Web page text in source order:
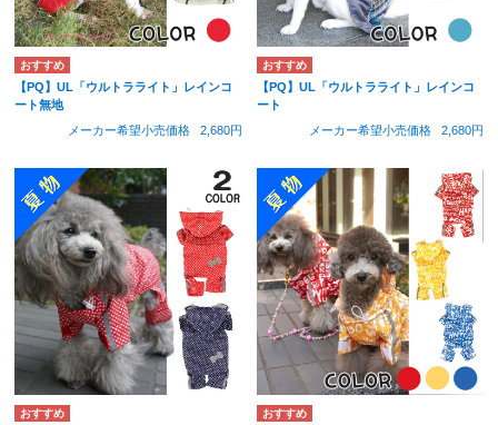
【PQ】UL「ウルトラライト」レインコ
ート無地
メーカー希望小売価格
2,680円
【PQ】UL「ウルトラライト」レインコ
ート
メーカー希望小売価格
2,680円